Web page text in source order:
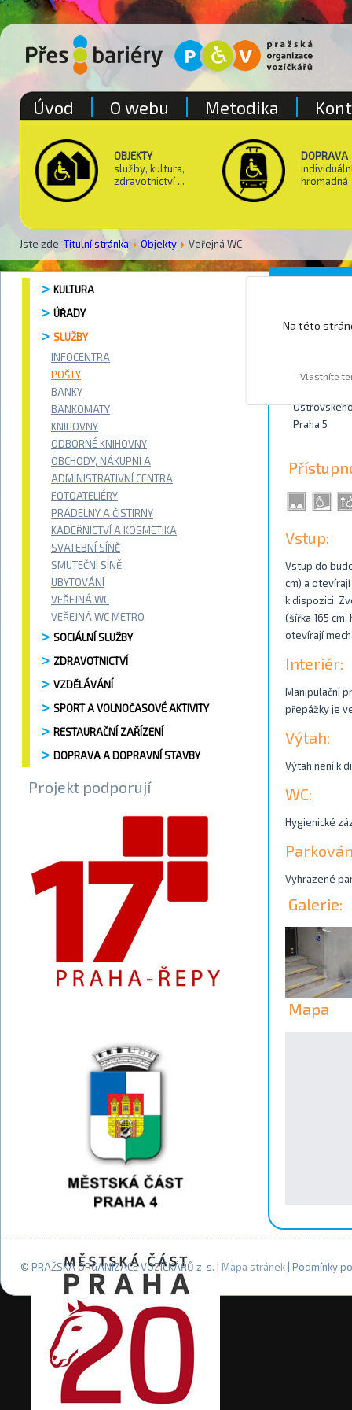
OBJEKTY
služby, kultura,
zdravotnictví ...
DOPRAVA
hromadná
Jste zde: Titulní stránka Objekty Veřejná WC
Úvod O webu Metodika
KULTURA
ÚŘADY
SLUŽBY
INFOCENTRA
POŠTY
BANKY
BANKOMATY
KNIHOVNY
ODBORNÉ KNIHOVNY
OBCHODY, NÁKUPNÍ A
ADMINISTRATIVNÍ CENTRA
FOTOATELIÉRY
PRÁDELNY A ČISTÍRNY
KADEŘNICTVÍ A KOSMETIKA
SVATEBNÍ SÍNĚ
SMUTEČNÍ SÍNĚ
UBYTOVÁNÍ
VEŘEJNÁ WC
VEŘEJNÁ WC METRO
SOCIÁLNÍ SLUŽBY
ZDRAVOTNICTVÍ
VZDĚLÁVÁNÍ
SPORT A VOLNOČASOVÉ AKTIVITY
RESTAURAČNÍ ZAŘÍZENÍ
DOPRAVA A DOPRAVNÍ STAVBY
Projekt podporují
Praha 5
Vstup:
Vstup do
cm) a
k dispozici.
(šířka 165
otevírají
Interiér:
Manipulační
přepážky je
Výtah:
Výtah není k
WC:
Hygienické
Vyhrazené
Galerie:
Mapa
Na této
Vlastníte
© PRAŽSKÁ ORGANIZACE VOZÍČKÁŘŮ z. s. | Mapa stránek | Podmínky